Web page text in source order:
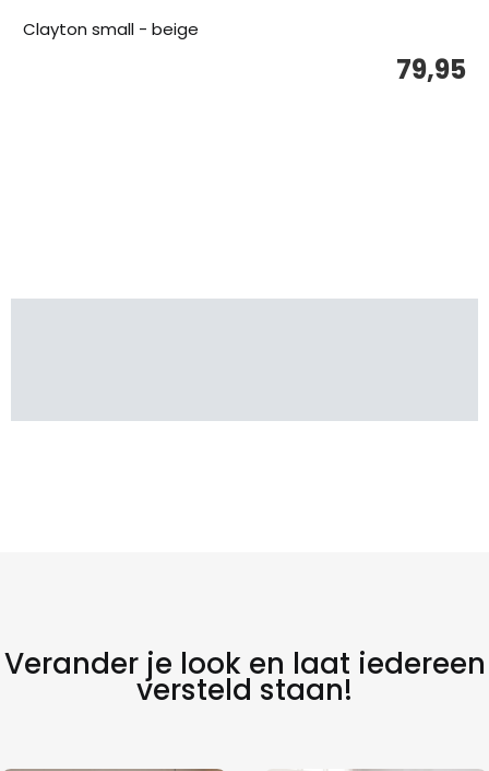
Clayton small - beige
79,95
Verander je look en laat iedereen
versteld staan!